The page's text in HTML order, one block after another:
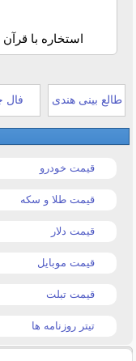
استخاره با قرآن
طالع بینی هندی فال
قیمت خودرو
قیمت طلا و سکه
قیمت دلار
قیمت موبایل
قیمت تبلت
تیتر روزنامه ها